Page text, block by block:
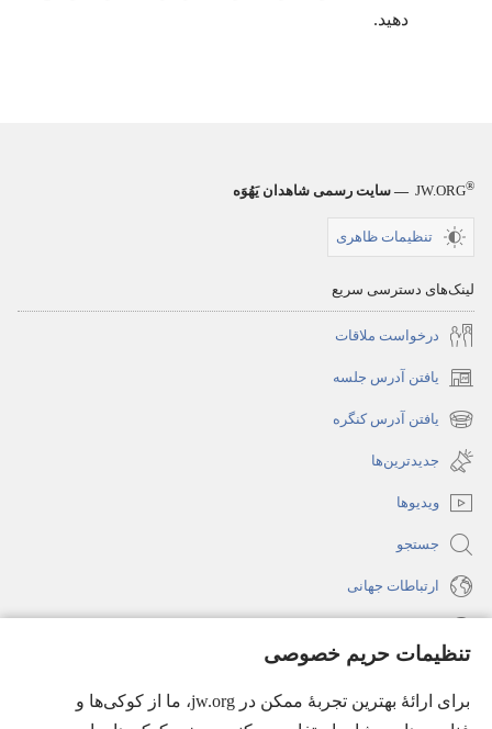
تنظیمات حریم خصوصی
برای ارائهٔ بهترین تجربهٔ ممکن در jw.org، ما از کوکی‌ها و
دهید.‏
JW.ORG® — سایت رسمی شاهدان یَهُوَه
تنظیمات ظاهری
لینک‌های دسترسی سریع
درخواست ملاقات
یافتن آدرس جلسه
(پنجره‌ای
جدید
می‌شود)
یافتن آدرس کنگره
(پنجره‌ای
جدید
باز
می‌شود)
جدیدترین‌ها
ویدیوها
جستجو
ارتباطات جهانی
(پنجره‌ای
جدید